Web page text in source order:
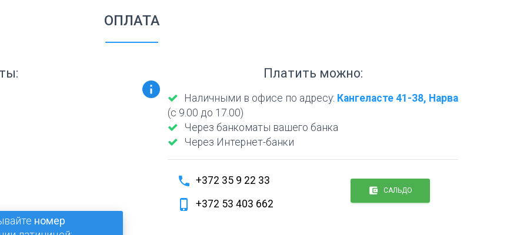
ОПЛАТА
номер
info
Платить можно:
Наличными в офисе по адресу: Кангеласте 41-38, Нарва
(с 9.00 до 17.00)
Через банкоматы вашего банка
Через Интернет-банки
phone +372 35 9 22 33
phone_iphone +372 53 403 662
account_balance_wallet САЛЬДО